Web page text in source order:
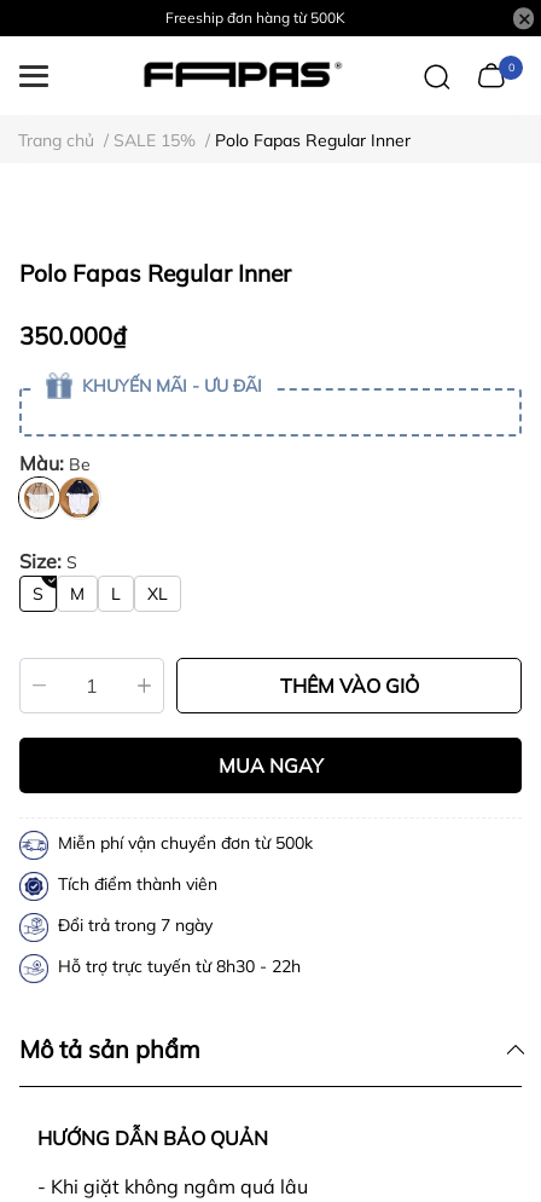
Freeship đơn hàng từ 500K
0
Trang chủ / SALE 15% / Polo Fapas Regular Inner
Polo Fapas Regular Inner
350.000₫
KHUYẾN MÃI - ƯU ĐÃI
Màu: Be
Size: S
S
M L XL
THÊM VÀO GIỎ
MUA NGAY
Miễn phí vận chuyển đơn từ 500k
Tích điểm thành viên
Đổi trả trong 7 ngày
Hỗ trợ trực tuyến từ 8h30 - 22h
Mô tả sản phẩm
HƯỚNG DẪN BẢO QUẢN
- Khi giặt không ngâm quá lâu